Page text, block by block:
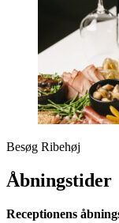
Besøg Ribehøj
Åbningstider
Receptionens